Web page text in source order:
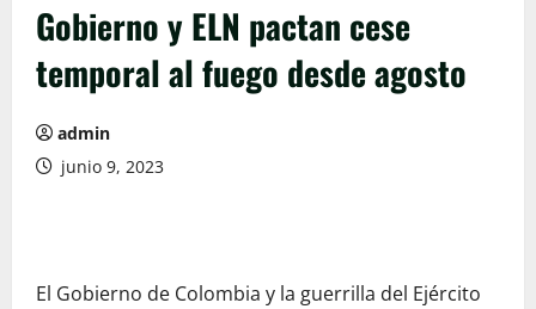
Gobierno y ELN pactan cese
temporal al fuego desde agosto
admin
junio 9, 2023
El Gobierno de Colombia y la guerrilla del Ejército